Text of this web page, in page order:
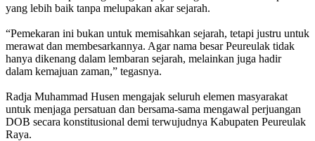
yang lebih baik tanpa melupakan akar sejarah.
‎“Pemekaran ini bukan untuk memisahkan sejarah, tetapi justru untuk
merawat dan membesarkannya. Agar nama besar Peureulak tidak
hanya dikenang dalam lembaran sejarah, melainkan juga hadir
dalam kemajuan zaman,” tegasnya.
‎Radja Muhammad Husen mengajak seluruh elemen masyarakat
untuk menjaga persatuan dan bersama-sama mengawal perjuangan
DOB secara konstitusional demi terwujudnya Kabupaten Peureulak
Raya.